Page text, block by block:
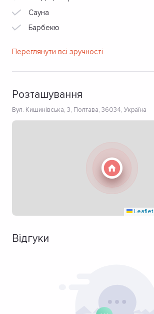
Сауна
Барбекю
Переглянути всі зручності
Розташування
Вул. Кишинівська, 3, Полтава, 36034, Україна
Leaflet
Відгуки